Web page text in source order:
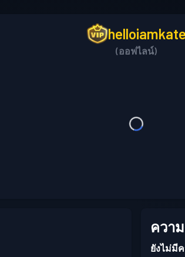
helloiamkate
(ออฟไลน์)
ควา
ยังไม่มี